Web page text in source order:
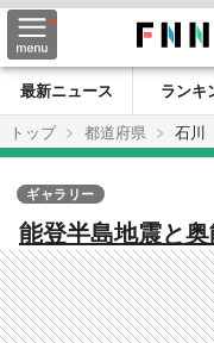
最新ニュース ランキ
トップ
都道府県 石川
能登半島地震と
も諦めなかった
んを掲げた日
ギャラリー